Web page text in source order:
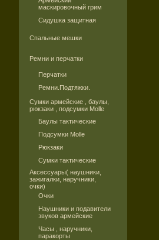
маскировочный грим
Сидушка защитная
Спальные мешки
Ремни и перчатки
Перчатки
Ремни.Подтяжки.
Сумки армейские , баулы,
рюкзаки , подсумки Molle
Баулы тактические
Подсумки Molle
Рюкзаки
Сумки тактические
Аксессуары( наушники,
зажигалки, наручники,
очки)
Очки
Наушники и подавители
звуков армейские
Часы , наручники,
паракорты